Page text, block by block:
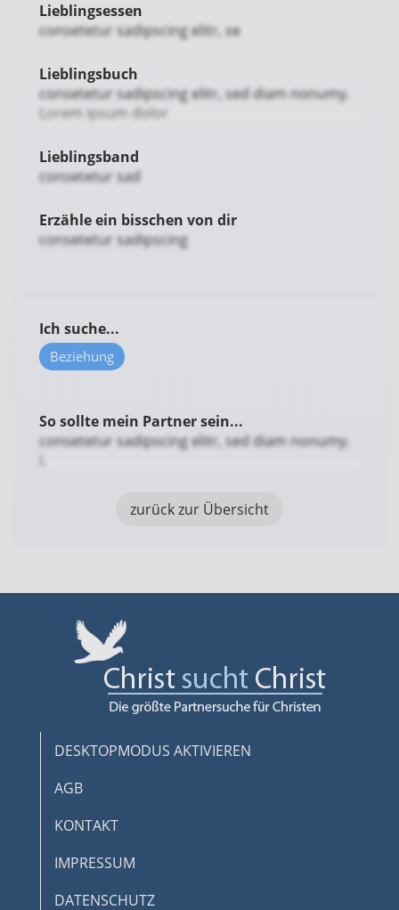
Lieblingsessen
consetetur sadipscing elitr, se
Lieblingsbuch
consetetur sadipscing elitr, sed diam nonumy.
Lorem ipsum dolor
Lieblingsband
consetetur sad
Erzähle ein bisschen von dir
consetetur sadipscing
Ich suche...
Beziehung
So sollte mein Partner sein...
consetetur sadipscing elitr, sed diam nonumy.
zurück zur Übersicht
DESKTOPMODUS AKTIVIEREN
AGB
KONTAKT
IMPRESSUM
DATENSCHUTZ